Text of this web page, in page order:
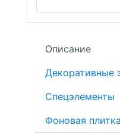
Описание
Декоративные
Спецэлементы
Фоновая